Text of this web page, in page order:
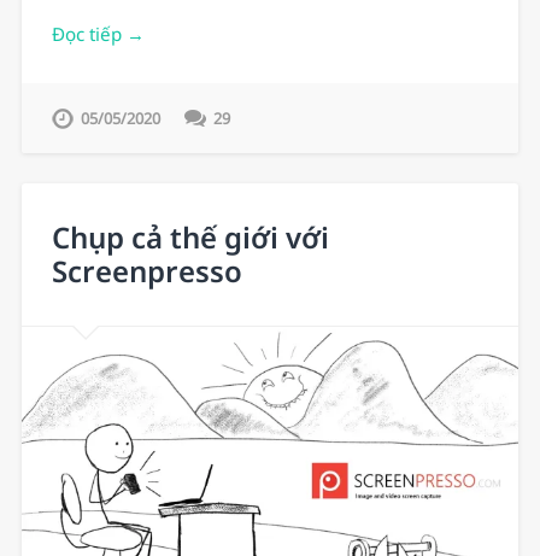
Đọc tiếp →
05/05/2020 29
Chụp cả thế giới với
Screenpresso